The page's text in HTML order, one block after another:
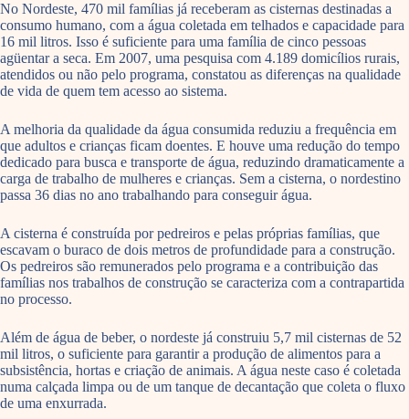
No Nordeste, 470 mil famílias já receberam as cisternas destinadas a
consumo humano, com a água coletada em telhados e capacidade para
16 mil litros. Isso é suficiente para uma família de cinco pessoas
agüentar a seca. Em 2007, uma pesquisa com 4.189 domicílios rurais,
atendidos ou não pelo programa, constatou as diferenças na qualidade
de vida de quem tem acesso ao sistema.
A melhoria da qualidade da água consumida reduziu a frequência em
que adultos e crianças ficam doentes. E houve uma redução do tempo
dedicado para busca e transporte de água, reduzindo dramaticamente a
carga de trabalho de mulheres e crianças. Sem a cisterna, o nordestino
passa 36 dias no ano trabalhando para conseguir água.
A cisterna é construída por pedreiros e pelas próprias famílias, que
escavam o buraco de dois metros de profundidade para a construção.
Os pedreiros são remunerados pelo programa e a contribuição das
famílias nos trabalhos de construção se caracteriza com a contrapartida
no processo.
Além de água de beber, o nordeste já construiu 5,7 mil cisternas de 52
mil litros, o suficiente para garantir a produção de alimentos para a
subsistência, hortas e criação de animais. A água neste caso é coletada
numa calçada limpa ou de um tanque de decantação que coleta o fluxo
de uma enxurrada.